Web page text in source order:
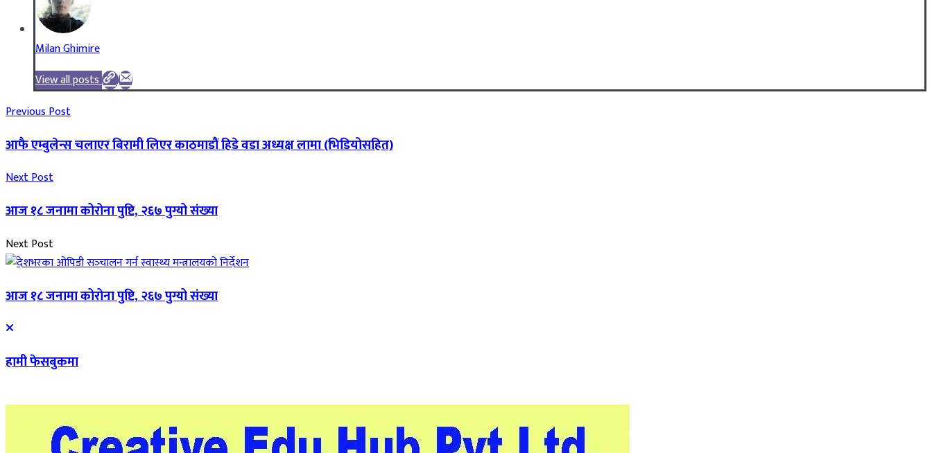
Milan Ghimire
View all posts
Previous Post
आफै एम्बुलेन्स चलाएर बिरामी लिएर काठमाडौं हिडे वडा अध्यक्ष लामा (भिडियोसहित)
Next Post
आज १८ जनामा कोरोना पुष्टि, २६७ पुग्यो संख्या
Next Post
आज १८ जनामा कोरोना पुष्टि, २६७ पुग्यो संख्या
हामी फेसबुकमा